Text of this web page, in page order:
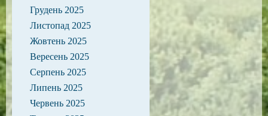
Грудень 2025
Листопад 2025
Жовтень 2025
Вересень 2025
Серпень 2025
Липень 2025
Червень 2025